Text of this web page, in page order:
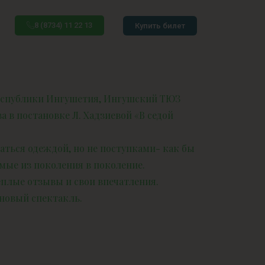
8 (8734) 11 22 13 Купить билет
Ингушетия, Ингушский ТЮЗ
постановке Л. Хадзиевой «В седой
одеждой, но не поступками- как бы
из поколения в поколение.
отзывы и свои впечатления.
спектакль.